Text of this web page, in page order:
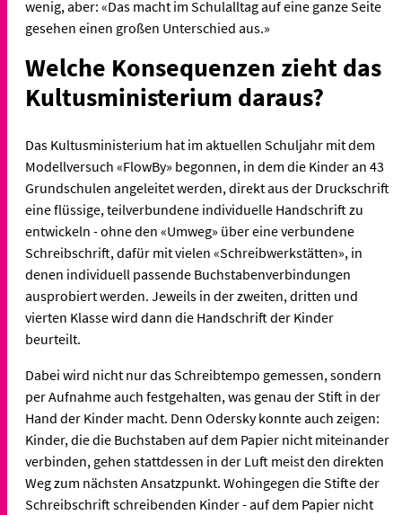
wenig, aber: «Das macht im Schulalltag auf eine ganze Seite
gesehen einen großen Unterschied aus.»
Welche Konsequenzen zieht das
Kultusministerium daraus?
Das Kultusministerium hat im aktuellen Schuljahr mit dem
Modellversuch «FlowBy» begonnen, in dem die Kinder an 43
Grundschulen angeleitet werden, direkt aus der Druckschrift
eine flüssige, teilverbundene individuelle Handschrift zu
entwickeln - ohne den «Umweg» über eine verbundene
Schreibschrift, dafür mit vielen «Schreibwerkstätten», in
denen individuell passende Buchstabenverbindungen
ausprobiert werden. Jeweils in der zweiten, dritten und
vierten Klasse wird dann die Handschrift der Kinder
beurteilt.
Dabei wird nicht nur das Schreibtempo gemessen, sondern
per Aufnahme auch festgehalten, was genau der Stift in der
Hand der Kinder macht. Denn Odersky konnte auch zeigen:
Kinder, die die Buchstaben auf dem Papier nicht miteinander
verbinden, gehen stattdessen in der Luft meist den direkten
Weg zum nächsten Ansatzpunkt. Wohingegen die Stifte der
Schreibschrift schreibenden Kinder - auf dem Papier nicht